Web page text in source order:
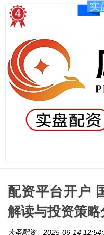
配资平台开户
解读与投资策略
大圣配资 2025-06-14